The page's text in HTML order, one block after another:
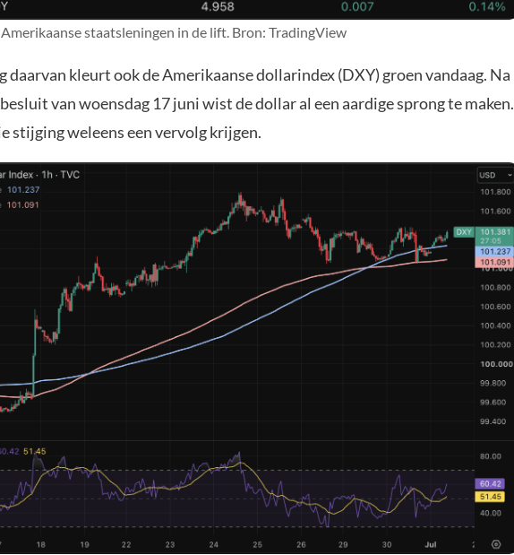
staatsleningen in de lift. Bron: TradingView
daarvan kleurt ook de Amerikaanse dollarindex (DXY) groen vandaag. Na
van woensdag 17 juni wist de dollar al een aardige sprong te maken.
stijging weleens een vervolg krijgen.